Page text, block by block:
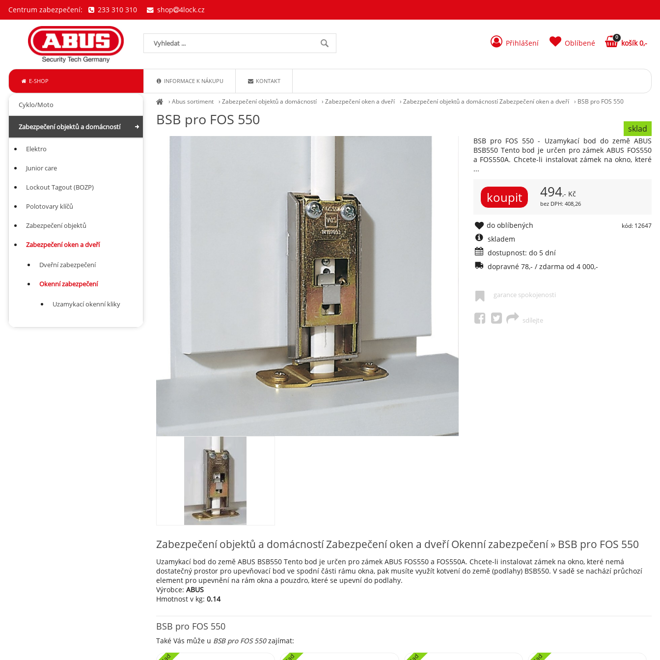
›Abus sortiment ›Zabezpečení objektů a domácností ›Zabezpečení oken a dveří ›Zabezpečení objektů a domácností Zabezpečení oken a dveří › BSB pro FOS 550
BSB pro FOS 550
BSB pro FOS 550 - Uzamykací bod do země ABUS
BSB550 Tento bod je určen pro zámek ABUS FOS550
a FOS550A. Chcete-li instalovat zámek na okno, které
...
sklad
494,- Kč
bez DPH: 408,26
kód: 12647
do oblíbených
skladem
dostupnost: do 5 dní
dopravné 78,- / zdarma od 4 000,-
garance spokojenosti
sdílejte
Zabezpečení objektů a domácností Zabezpečení oken a dveří Okenní zabezpečení » BSB pro FOS 550
Uzamykací bod do země ABUS BSB550 Tento bod je určen pro zámek ABUS FOS550 a FOS550A. Chcete-li instalovat zámek na okno, které nemá
dostatečný prostor pro upevňovací bod ve spodní části rámu okna, pak musíte využít kotvení do země (podlahy) BSB550. V sadě se nachází průchozí
element pro upevnění na rám okna a pouzdro, které se upevní do podlahy.
Výrobce:ABUS
Hmotnost v kg:0.14
BSB pro FOS 550
Také Vás může u BSB pro FOS 550zajímat:
Cyklo/Moto
Zabezpečení objektů a domácností
Elektro
Junior care
Lockout Tagout (BOZP)
Polotovary klíčů
Zabezpečení objektů
Zabezpečení oken a dveří
Dveřní zabezpečení
Okenní zabezpečení
Uzamykací okenní kliky
E-SHOP INFORMACE K NÁKUPU KONTAKT
Přihlášení Oblíbené
0
košík 0,-
Centrum zabezpečení: 233 310 310 shop 4lock.cz